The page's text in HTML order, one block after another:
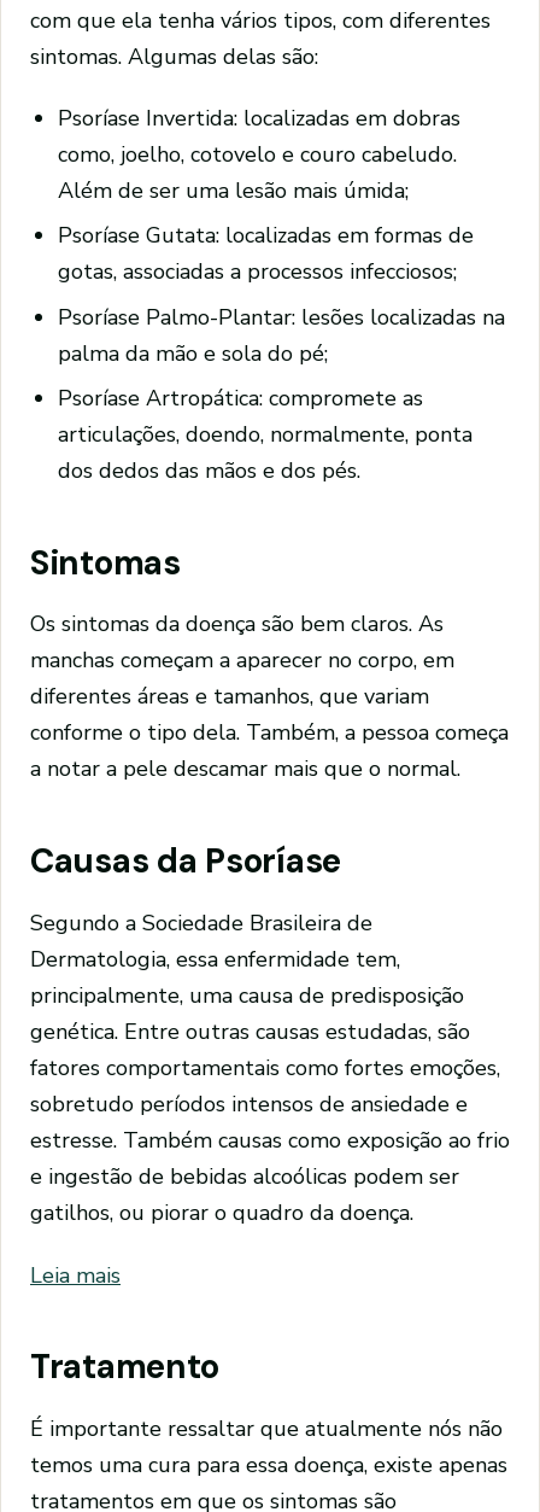
com que ela tenha vários tipos, com diferentes
sintomas. Algumas delas são:
Psoríase Invertida: localizadas em dobras
como, joelho, cotovelo e couro cabeludo.
Além de ser uma lesão mais úmida;
Psoríase Gutata: localizadas em formas de
gotas, associadas a processos infecciosos;
Psoríase Palmo-Plantar: lesões localizadas na
palma da mão e sola do pé;
Psoríase Artropática: compromete as
articulações, doendo, normalmente, ponta
dos dedos das mãos e dos pés.
Sintomas
Os sintomas da doença são bem claros. As
manchas começam a aparecer no corpo, em
diferentes áreas e tamanhos, que variam
conforme o tipo dela. Também, a pessoa começa
a notar a pele descamar mais que o normal.
Causas da Psoríase
Segundo a Sociedade Brasileira de
Dermatologia, essa enfermidade tem,
principalmente, uma causa de predisposição
genética. Entre outras causas estudadas, são
fatores comportamentais como fortes emoções,
sobretudo períodos intensos de ansiedade e
estresse. Também causas como exposição ao frio
e ingestão de bebidas alcoólicas podem ser
gatilhos, ou piorar o quadro da doença.
Leia mais
Tratamento
É importante ressaltar que atualmente nós não
temos uma cura para essa doença, existe apenas
tratamentos em que os sintomas são